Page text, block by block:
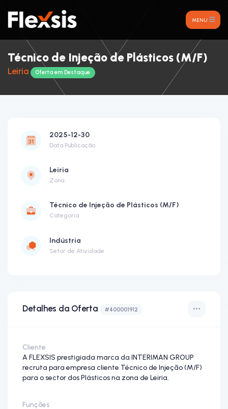
MENU
Técnico de Injeção de Plásticos (M/F)
Leiria Oferta em Destaque
2025-12-30
Data Publicação
Leiria
Zona
Técnico de Injeção de Plásticos (M/F)
Categoria
Indústria
Setor de Atividade
Detalhes da Oferta #400001912
Cliente
A FLEXSIS prestigiada marca da INTERIMAN GROUP
recruta para empresa cliente Técnico de Injeção (M/F)
para o sector dos Plásticos na zona de Leiria.
Funções